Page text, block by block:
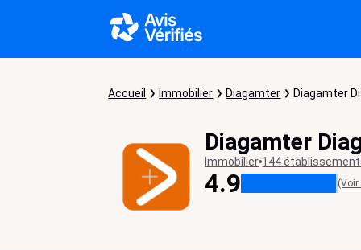
Accueil Immobilier Diagamter Diagamter
Diagamter
Immobilier 144
4.9 (Voir